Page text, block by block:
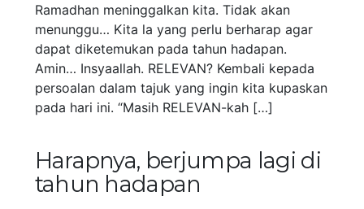
Ramadhan meninggalkan kita. Tidak akan
menunggu… Kita la yang perlu berharap agar
dapat diketemukan pada tahun hadapan.
Amin… Insyaallah. RELEVAN? Kembali kepada
persoalan dalam tajuk yang ingin kita kupaskan
pada hari ini. “Masih RELEVAN-kah […]
Harapnya, berjumpa lagi di
tahun hadapan